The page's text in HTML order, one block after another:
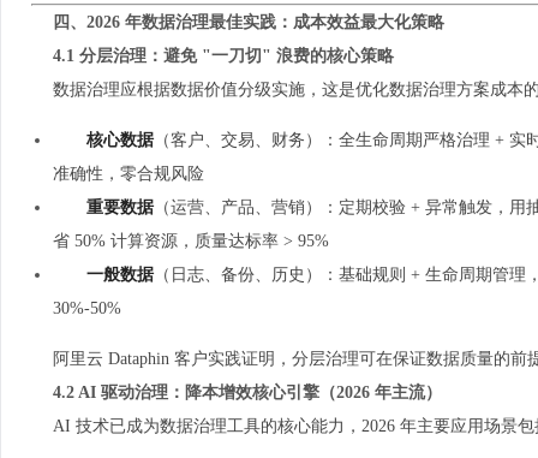
四、2026 年数据治理最佳实践：成本效益最大化策略
4.1 分层治理：避免 "一刀切" 浪费的核心策略
数据治理应根据数据价值分级实施，这是优化数据治理方案成本
核心数据（客户、交易、财务）：全生命周期严格治理 + 实
准确性，零合规风险
重要数据（运营、产品、营销）：定期校验 + 异常触发，用
省 50% 计算资源，质量达标率 > 95%
一般数据（日志、备份、历史）：基础规则 + 生命周期管理
30%-50%
阿里云 Dataphin 客户实践证明，分层治理可在保证数据质量的
4.2 AI 驱动治理：降本增效核心引擎（2026 年主流）
AI 技术已成为数据治理工具的核心能力，2026 年主要应用场景包